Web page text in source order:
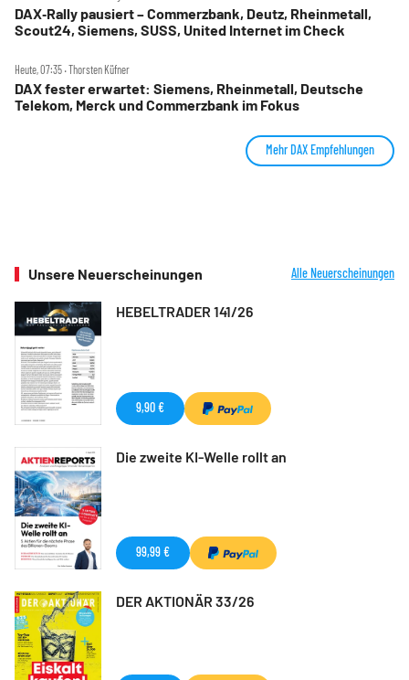
DAX‑Rally pausiert – Commerzbank, Deutz, Rheinmetall,
Scout24, Siemens, SUSS, United Internet im Check
Heute, 07:35 ‧ Thorsten Küfner
DAX fester erwartet: Siemens, Rheinmetall, Deutsche
Telekom, Merck und Commerzbank im Fokus
Mehr DAX Empfehlungen
Unsere Neuerscheinungen Alle Neuerscheinungen
HEBELTRADER 141/26
9,90 €
Die zweite KI-Welle rollt an
99,99 €
DER AKTIONÄR 33/26